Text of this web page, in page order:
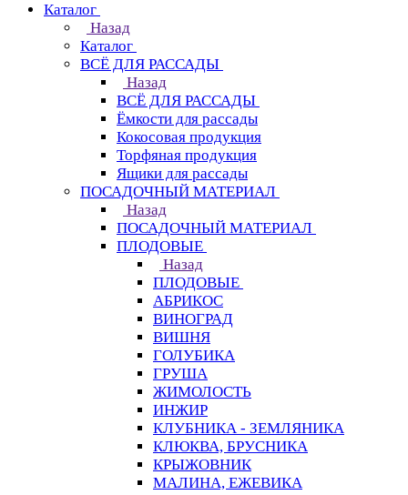
Каталог
Назад
Каталог
ВСЁ ДЛЯ РАССАДЫ
Назад
ВСЁ ДЛЯ РАССАДЫ
Ёмкости для рассады
Кокосовая продукция
Торфяная продукция
Ящики для рассады
ПОСАДОЧНЫЙ МАТЕРИАЛ
Назад
ПОСАДОЧНЫЙ МАТЕРИАЛ
ПЛОДОВЫЕ
Назад
ПЛОДОВЫЕ
АБРИКОС
ВИНОГРАД
ВИШНЯ
ГОЛУБИКА
ГРУША
ЖИМОЛОСТЬ
ИНЖИР
КЛУБНИКА - ЗЕМЛЯНИКА
КЛЮКВА, БРУСНИКА
КРЫЖОВНИК
МАЛИНА, ЕЖЕВИКА